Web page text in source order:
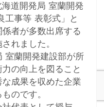
道開発局 室蘭開発
工事等 表彰式」と
者が多数出席する
れました。
室蘭開発建設部が所
の向上を図ること
成果を収めた企業
のです。